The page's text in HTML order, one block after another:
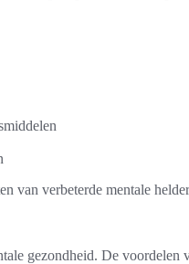
van verbeterde mentale
gezondheid. De voordelen